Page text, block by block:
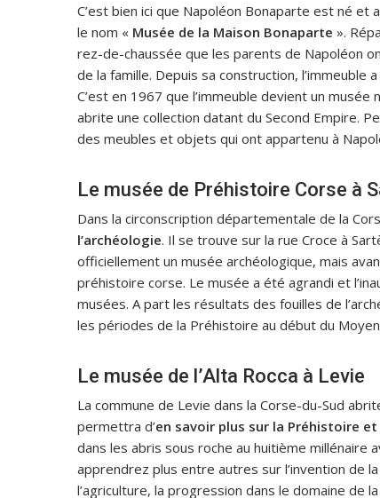
C’est bien ici que Napoléon Bonaparte est né et
le nom « Musée de la Maison Bonaparte ».
rez-de-chaussée que les parents de Napoléon
de la famille. Depuis sa construction, l’immeuble
C’est en 1967 que l’immeuble devient un
abrite une collection datant du Second Empire.
des meubles et objets qui ont appartenu à
Le musée de Préhistoire Corse à
Dans la circonscription départementale de la
l’archéologie. Il se trouve sur la rue Croce à
officiellement un musée archéologique, mais
préhistoire corse. Le musée a été agrandi et
musées. A part les résultats des fouilles de
les périodes de la Préhistoire au début du
Le musée de l’Alta Rocca à Levie
La commune de Levie dans la Corse-du-Sud
permettra d’en savoir plus sur la Préhistoire et
dans les abris sous roche au huitième millénaire
apprendrez plus entre autres sur l’invention de
l’agriculture, la progression dans le domaine de